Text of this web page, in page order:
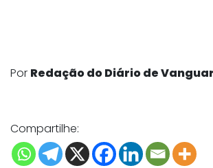
Por Redação do Diário de
Compartilhe: